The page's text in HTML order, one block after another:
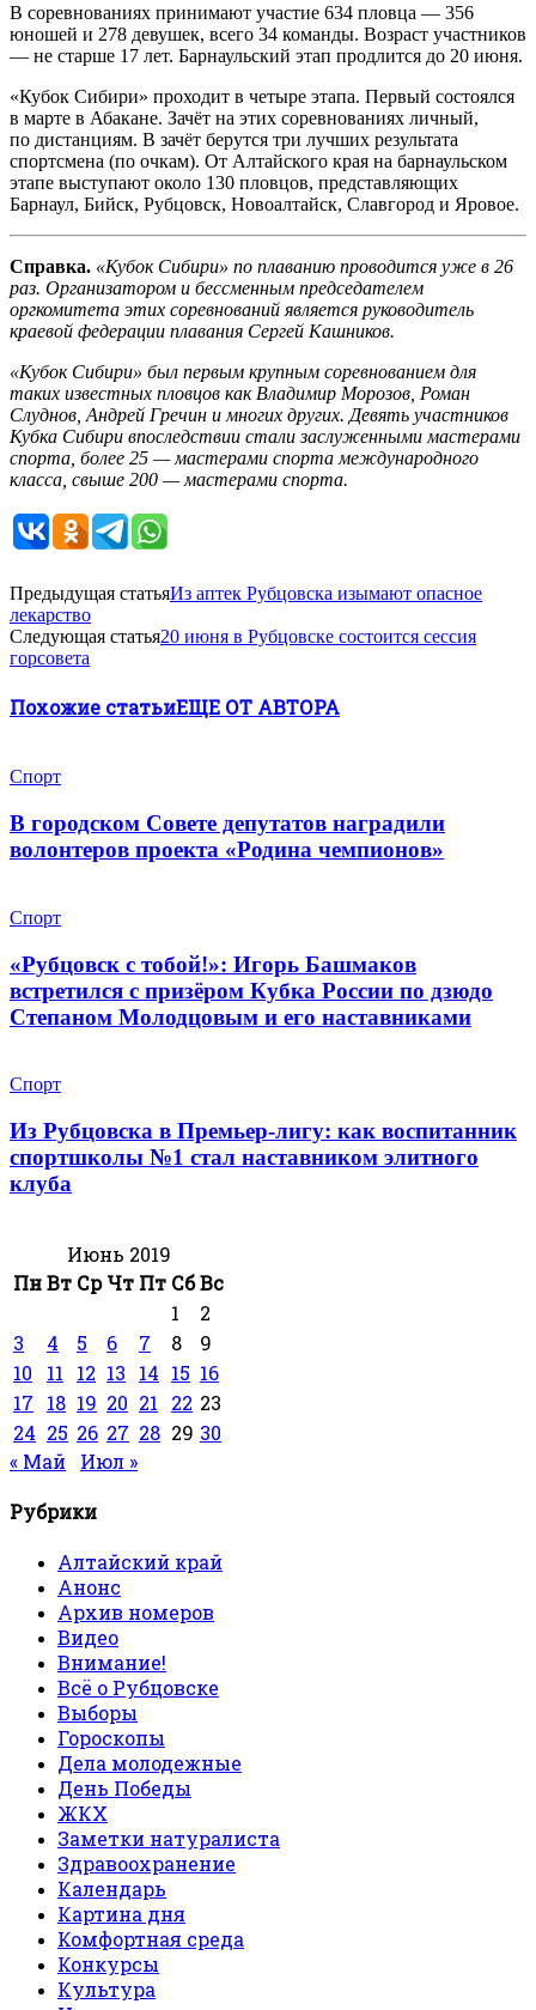
В соревнованиях принимают участие 634 пловца — 356
юношей и 278 девушек, всего 34 команды. Возраст участников
— не старше 17 лет. Барнаульский этап продлится до 20 июня.
«Кубок Сибири» проходит в четыре этапа. Первый состоялся
в марте в Абакане. Зачёт на этих соревнованиях личный,
по дистанциям. В зачёт берутся три лучших результата
спортсмена (по очкам). От Алтайского края на барнаульском
этапе выступают около 130 пловцов, представляющих
Барнаул, Бийск, Рубцовск, Новоалтайск, Славгород и Яровое.
Справка. «Кубок Сибири» по плаванию проводится уже в 26
раз. Организатором и бессменным председателем
оргкомитета этих соревнований является руководитель
краевой федерации плавания Сергей Кашников.
«Кубок Сибири» был первым крупным соревнованием для
таких известных пловцов как Владимир Морозов, Роман
Слуднов, Андрей Гречин и многих других. Девять участников
Кубка Сибири впоследствии стали заслуженными мастерами
спорта, более 25 — мастерами спорта международного
класса, свыше 200 — мастерами спорта.
Предыдущая статьяИз аптек Рубцовска изымают опасное
лекарство
Следующая статья20 июня в Рубцовске состоится сессия
горсовета
Похожие статьиЕЩЕ ОТ АВТОРА
Спорт
В городском Совете депутатов наградили
волонтеров проекта «Родина чемпионов»
Спорт
«Рубцовск с тобой!»: Игорь Башмаков
встретился с призёром Кубка России по дзюдо
Степаном Молодцовым и его наставниками
Спорт
Из Рубцовска в Премьер-лигу: как воспитанник
спортшколы №1 стал наставником элитного
клуба
Июнь 2019
ПнВт Ср Чт Пт СбВс
1
2
3
4 5 6 7 8
9
10
11 12 13 14 15 16
17
18 19 20 21 22 23
24 25 26 27 28 29 30
« Май
Июл »
Рубрики
Алтайский край
Анонс
Архив номеров
Видео
Внимание!
Всё о Рубцовске
Выборы
Гороскопы
Дела молодежные
День Победы
ЖКХ
Заметки натуралиста
Здравоохранение
Календарь
Картина дня
Комфортная среда
Конкурсы
Культура